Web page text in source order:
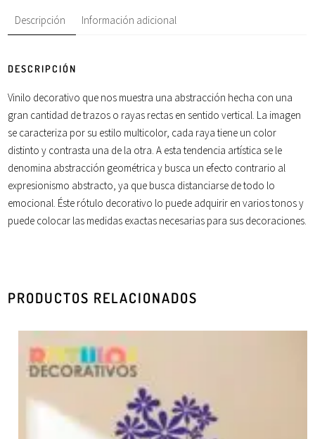
Descripción Información adicional
DESCRIPCIÓN
Vinilo decorativo que nos muestra una abstracción hecha con una
gran cantidad detrazos o rayas rectas en sentido vertical. La imagen
se caracteriza por su estilo multicolor, cada raya tiene un color
distinto y contrasta una de la otra. A esta tendencia artística se le
denomina abstracción geométrica y busca un efecto contrario al
expresionismo abstracto, ya que busca distanciarse de todo lo
emocional. Éste rótulo decorativo lo puede adquirir en varios tonos y
puede colocar las medidas exactas necesarias para sus decoraciones.
PRODUCTOS RELACIONADOS